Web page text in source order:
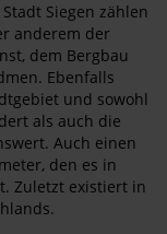
Siegen zählen
anderem der
dem Bergbau
Ebenfalls
und sowohl
als auch die
Auch einen
den es in
Zuletzt existiert in